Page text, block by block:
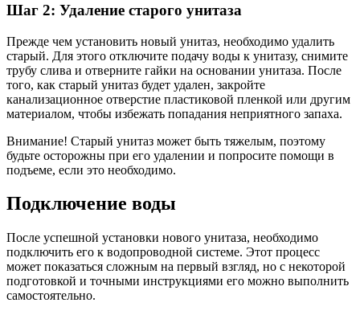
Шаг 2: Удаление старого унитаза
Прежде чем установить новый унитаз, необходимо удалить
старый. Для этого отключите подачу воды к унитазу, снимите
трубу слива и отверните гайки на основании унитаза. После
того, как старый унитаз будет удален, закройте
канализационное отверстие пластиковой пленкой или другим
материалом, чтобы избежать попадания неприятного запаха.
Внимание! Старый унитаз может быть тяжелым, поэтому
будьте осторожны при его удалении и попросите помощи в
подъеме, если это необходимо.
Подключение воды
После успешной установки нового унитаза, необходимо
подключить его к водопроводной системе. Этот процесс
может показаться сложным на первый взгляд, но с некоторой
подготовкой и точными инструкциями его можно выполнить
самостоятельно.